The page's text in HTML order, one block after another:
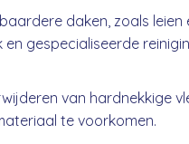
daken, zoals leien
gespecialiseerde
van hardnekkige
te voorkomen.